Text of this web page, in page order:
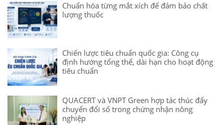
Chuẩn hóa từng mắt xích để đảm bảo chất
lượng thuốc
Chiến lược tiêu chuẩn quốc gia: Công cụ
định hướng tổng thể, dài hạn cho hoạt động
tiêu chuẩn
QUACERT và VNPT Green hợp tác thúc đẩy
chuyển đổi số trong chứng nhận nông
nghiệp